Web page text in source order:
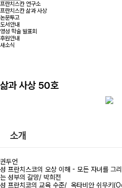
프란치스칸 연구소
프란치스칸 삶과 사상
논문투고
도서안내
영성 학술 발표회
후원안내
새소식
삶과 사상 50호
소개
권두언
성 프란치스코의 오상 이해 - 모든 자녀를
는 성부의 갈망/ 박희전
성 프란치코의 교육 수준/ 옥타비안 쉬무키